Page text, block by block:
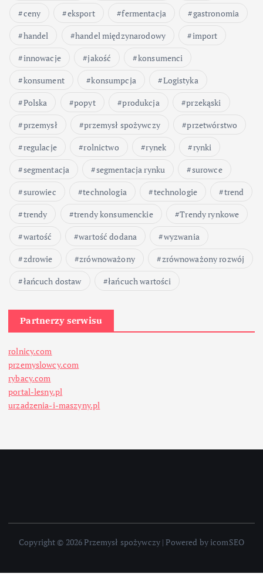
ceny
eksport fermentacja
gastronomia
handel
handel międzynarodowy
import
innowacje
jakość
konsumenci
konsument
konsumpcja
Logistyka
Polska
popyt produkcja
przekąski
przemysł
przemysł spożywczy
przetwórstwo
regulacje
rolnictwo rynek
rynki
segmentacja
segmentacja rynku
surowce
surowiec
technologia technologie
trend
trendy
trendy konsumenckie
Trendy rynkowe
wartość
wartość dodana
wyzwania
zdrowie
zrównoważony
zrównoważony rozwój
łańcuch dostaw
łańcuch wartości
Partnerzy serwisu
rolnicy.com
przemyslowcy.com
rybacy.com
portal-lesny.pl
urzadzenia-i-maszyny.pl
Copyright © 2026 Przemysł spożywczy | Powered by icomSEO